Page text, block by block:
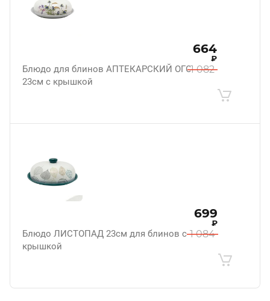
Блюдо для блинов АПТЕКАРСКИЙ ОГОРОД
23см с крышкой
1 082
664
₽
Блюдо ЛИСТОПАД 23см для блинов с
крышкой
1 084
699
₽